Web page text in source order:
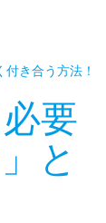
要
と